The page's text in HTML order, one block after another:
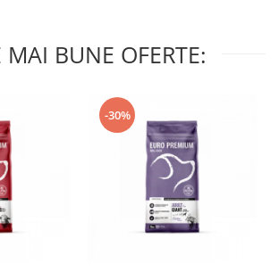
MAI BUNE OFERTE:
-30%